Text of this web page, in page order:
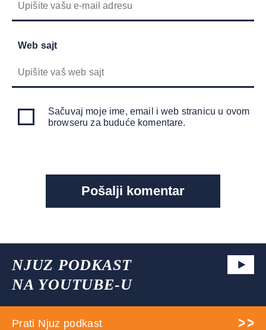
Web sajt
Sačuvaj moje ime, email i web stranicu u ovom
browseru za buduće komentare.
NJUZ PODKAST
NA YOUTUBE-U
Prati Njuz podkast